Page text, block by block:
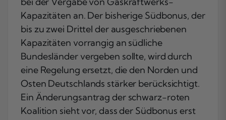
Kapazitäten an. Der bisherige Südbonus, der
bis zu zwei Drittel der ausgeschriebenen
Kapazitäten vorrangig an südliche
Bundesländer vergeben sollte, wird durch
eine Regelung ersetzt, die den Norden und
Osten Deutschlands stärker berücksichtigt.
Ein Änderungsantrag der schwarz-roten
Koalition sieht vor, dass der Südbonus erst